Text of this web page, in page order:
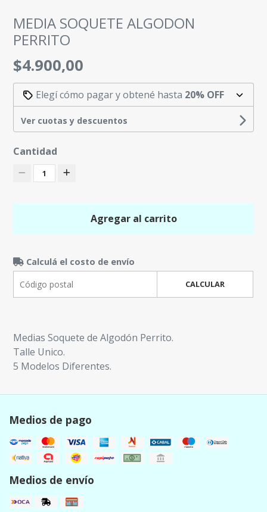
MEDIA SOQUETE ALGODON
PERRITO
$4.900,00
Elegí cómo pagar y obtené hasta 20% OFF
Ver cuotas y descuentos
Cantidad
1
Agregar al carrito
Calculá el costo de envío
CALCULAR
Medias Soquete de Algodón Perrito.
Talle Unico.
5 Modelos Diferentes.
Medios de pago
Medios de envío